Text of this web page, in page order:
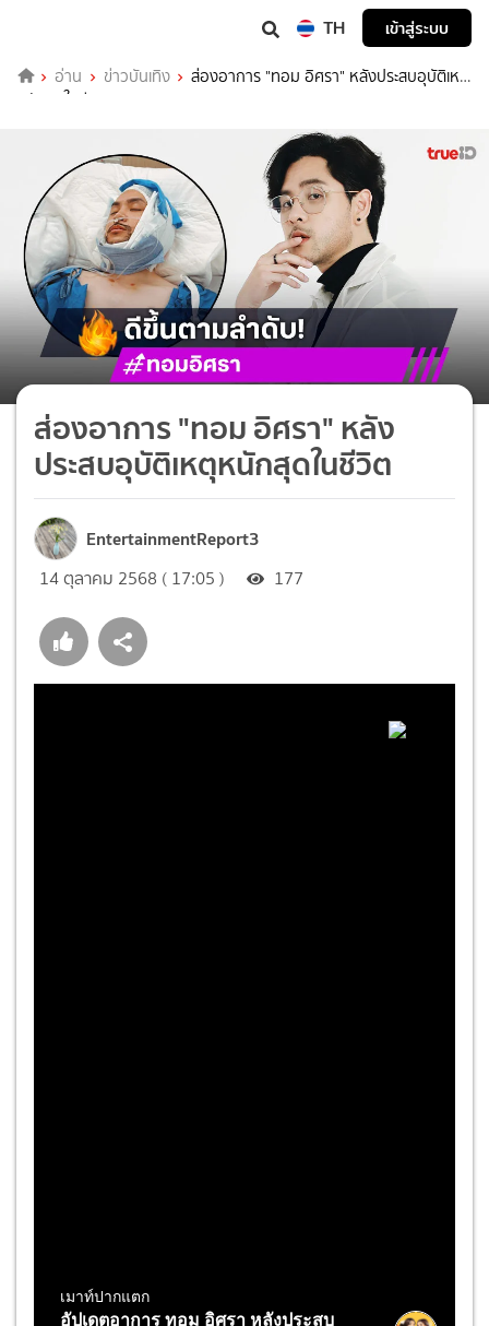
TH เข้าสู่ระบบ
อ่าน ข่าวบันเทิง
ส่องอาการ "ทอม อิศรา" หลังประสบอุบัติเหตุ
หนักสุดในชีวิต
ส่องอาการ "ทอม อิศรา" หลัง
ประสบอุบัติเหตุหนักสุดในชีวิต
EntertainmentReport3
14 ตุลาคม 2568 ( 17:05 ) 177